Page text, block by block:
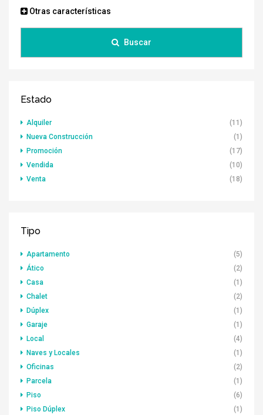
Otras características
Buscar
Estado
Alquiler
(11)
Nueva Construcción
(1)
Promoción
(17)
Vendida
(10)
Venta
(18)
Tipo
Apartamento
(5)
Ático
(2)
Casa
(1)
Chalet
(2)
Dúplex
(1)
Garaje
(1)
Local
(4)
Naves y Locales
(1)
Oficinas
(2)
Parcela
(1)
Piso
(6)
Piso Dúplex
(1)